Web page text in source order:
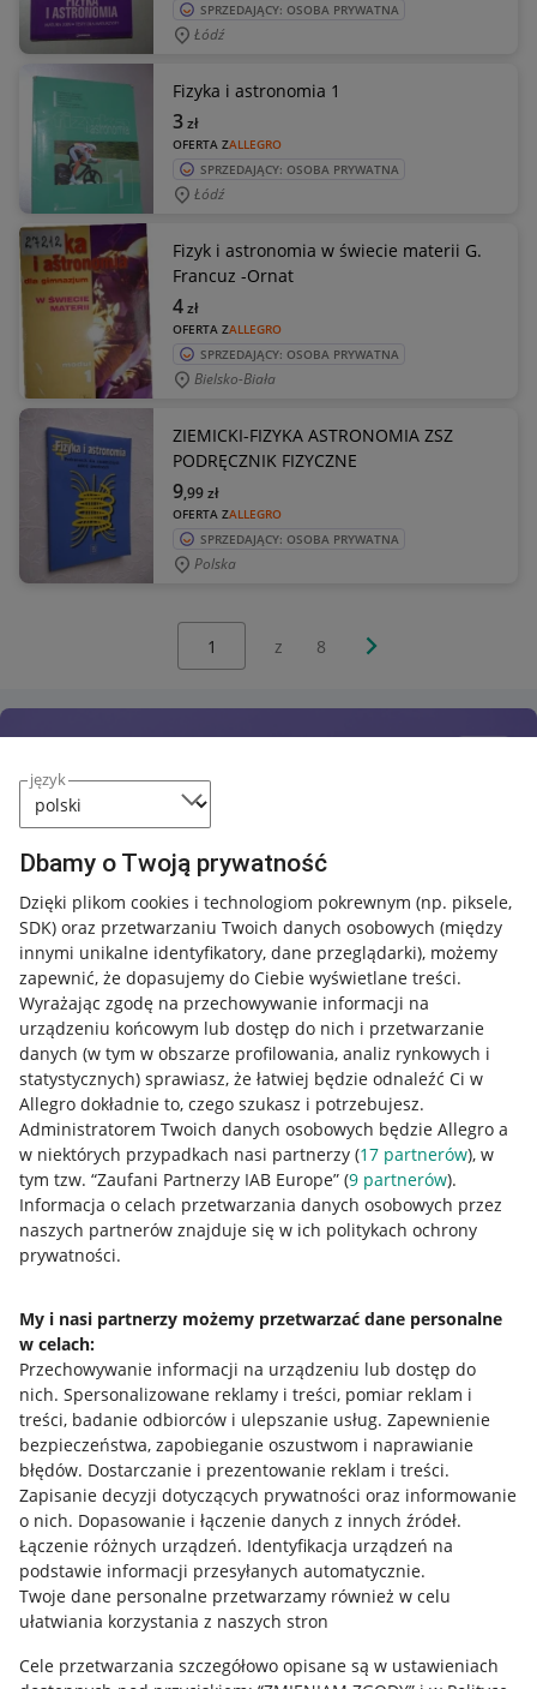
język
Dbamy o Twoją prywatność
Dzięki plikom cookies i technologiom pokrewnym (np. piksele,
SDK) oraz przetwarzaniu Twoich danych osobowych (między
innymi unikalne identyfikatory, dane przeglądarki), możemy
zapewnić, że dopasujemy do Ciebie wyświetlane treści.
Wyrażając zgodę na przechowywanie informacji na
urządzeniu końcowym lub dostęp do nich i przetwarzanie
danych (w tym w obszarze profilowania, analiz rynkowych i
statystycznych) sprawiasz, że łatwiej będzie odnaleźć Ci w
Allegro dokładnie to, czego szukasz i potrzebujesz.
Administratorem Twoich danych osobowych będzie Allegro a
w niektórych przypadkach nasi partnerzy (17 partnerów), w
tym tzw. “Zaufani Partnerzy IAB Europe” (9 partnerów).
Informacja o celach przetwarzania danych osobowych przez
naszych partnerów znajduje się w ich politykach ochrony
prywatności.
My i nasi partnerzy możemy przetwarzać dane personalne
w celach:
Przechowywanie informacji na urządzeniu lub dostęp do
nich. Spersonalizowane reklamy i treści, pomiar reklam i
treści, badanie odbiorców i ulepszanie usług. Zapewnienie
bezpieczeństwa, zapobieganie oszustwom i naprawianie
błędów. Dostarczanie i prezentowanie reklam i treści.
Zapisanie decyzji dotyczących prywatności oraz informowanie
o nich. Dopasowanie i łączenie danych z innych źródeł.
Łączenie różnych urządzeń. Identyfikacja urządzeń na
podstawie informacji przesyłanych automatycznie.
Twoje dane personalne przetwarzamy również w celu
ułatwiania korzystania z naszych stron
Cele przetwarzania szczegółowo opisane są w ustawieniach
SPRZEDAJĄCY: OSOBA PRYWATNA
Łódź
Fizyka i astronomia 1
OFERTA ZALLEGRO
3zł
SPRZEDAJĄCY: OSOBA PRYWATNA
Łódź
Fizyk i astronomia w świecie materii G.
Francuz -Ornat
OFERTA ZALLEGRO
4zł
SPRZEDAJĄCY: OSOBA PRYWATNA
Bielsko-Biała
ZIEMICKI-FIZYKA ASTRONOMIA ZSZ
PODRĘCZNIK FIZYCZNE
OFERTA ZALLEGRO
9,99zł
SPRZEDAJĄCY: OSOBA PRYWATNA
Polska
z 8 Następna strona
Przydatne informacje
Jak to działa
Allegro Gadane dla sprzedających
Allegro Gadane dla kupujących
Mapa miejscowości
Informacje prawne
Regulamin
Polityka plików "cookies"
Ustawienia plików "cookies"
Udostępnianie lokalizacji